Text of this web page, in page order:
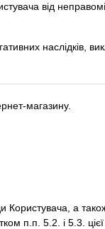
від
наслідків,
магазину.
Користувача, а
п.п. 5.2. і 5.3. цієї